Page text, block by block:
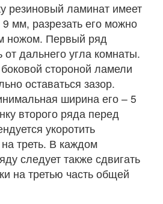
резиновый ламинат имеет
мм, разрезать его можно
ножом. Первый ряд
от дальнего угла комнаты.
стороной ламели
оставаться зазор.
ширина его – 5
второго ряда перед
укоротить
треть. В каждом
следует также сдвигать
на третью часть общей